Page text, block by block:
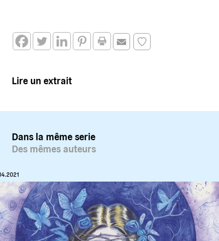
Lire un extrait
Dans la même serie
Des mêmes auteurs